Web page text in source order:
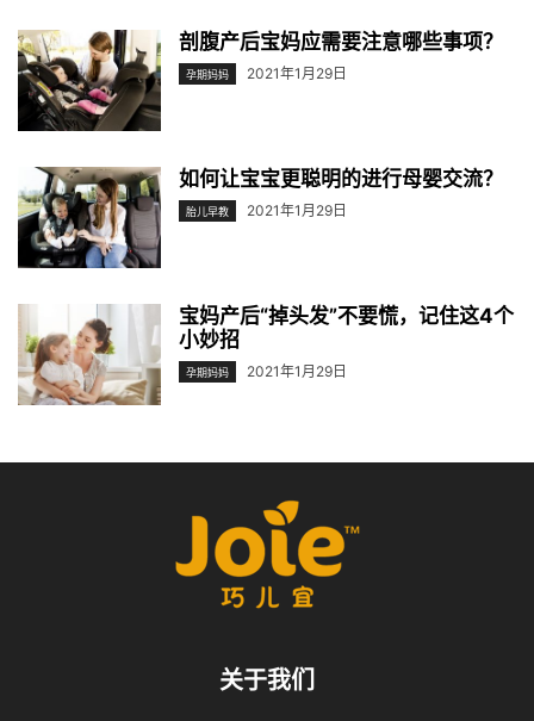
剖腹产后宝妈应需要注意哪些事项？
孕期妈妈 2021年1月29日
如何让宝宝更聪明的进行母婴交流？
胎儿早教 2021年1月29日
宝妈产后“掉头发”不要慌，记住这4个
小妙招
孕期妈妈 2021年1月29日
关于我们